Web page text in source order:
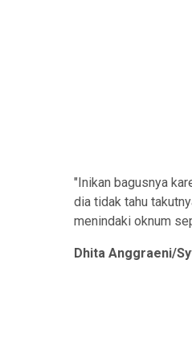
"Inikan bagusnya
dia tidak tahu
menindaki oknum
Dhita Anggraeni/